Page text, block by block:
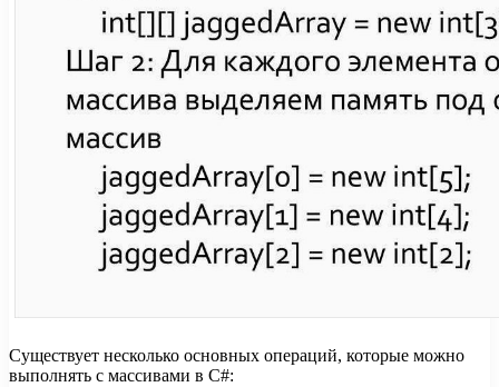
Существует несколько основных операций, которые можно
выполнять с массивами в C#: